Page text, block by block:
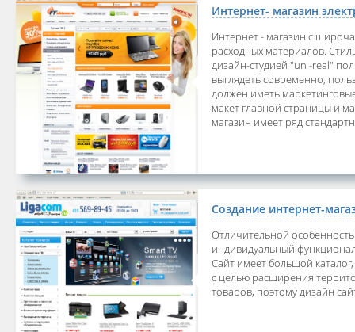
Интернет- магазин
Интернет - магазин с
расходных материалов.
дизайн-студией "un -real"
выглядеть современно,
должен иметь
макет главной страницы и
магазин имеет ряд
Создание интернет-
Отличительной
индивидуальный
Сайт имеет большой
с целью расширения
товаров, поэтому дизайн